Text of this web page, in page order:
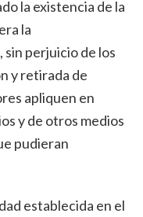
la existencia de la
la
perjuicio de los
y retirada de
apliquen en
y de otros medios
pudieran
establecida en el